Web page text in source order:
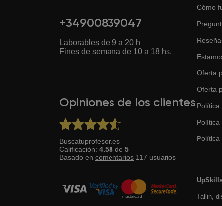
+34900839047
Laborables de 9 a 20 h
Fines de semana de 10 a 18 hs.
Opiniones de los clientes
Buscatuprofesor.es
Calificación: 4.58 de 5
Basado en comentarios 117 usuarios
Cómo
Oferta
Oferta
Política
Política
Política
Tallin,